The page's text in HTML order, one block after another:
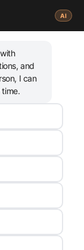
Sie häufig
und die
AI
and
I can